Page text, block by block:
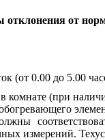
отклонения от
(от 0.00 до 5.00
(при
измерений.